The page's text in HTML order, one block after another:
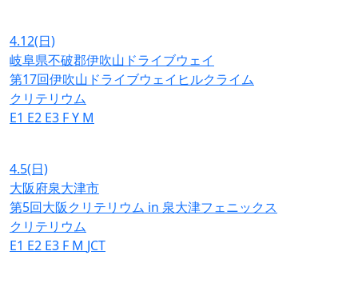
4.12(日)
岐阜県不破郡伊吹山ドライブウェイ
第17回伊吹山ドライブウェイヒルクライム
クリテリウム
E1 E2 E3 FY M
4.5(日)
大阪府泉大津市
第5回大阪クリテリウム in 泉大津フェニックス
クリテリウム
E1 E2 E3 F M JCT